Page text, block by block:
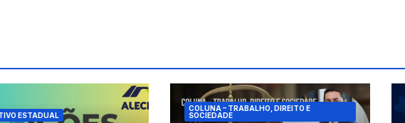
ESTADUAL
COLUNA – TRABALHO, DIREITO E
SOCIEDADE